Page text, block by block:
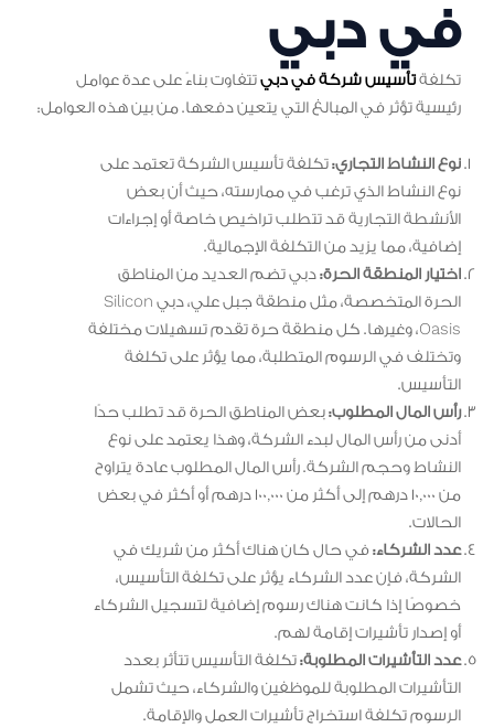
في دبي
تكلفةتأسيس شركة في دبيتتفاوت بناءً على عدة عوامل
رئيسية تؤثر في المبالغ التي يتعين دفعها. من بين هذه العوامل:
نوع النشاط التجاري:تكلفة تأسيس الشركة تعتمد على
نوع النشاط الذي ترغب في ممارسته، حيث أن بعض
الأنشطة التجارية قد تتطلب تراخيص خاصة أو إجراءات
إضافية، مما يزيد من التكلفة الإجمالية.
اختيار المنطقة الحرة:دبي تضم العديد من المناطق
الحرة المتخصصة، مثل منطقة جبل علي، دبي Silicon
Oasis، وغيرها. كل منطقة حرة تقدم تسهيلات مختلفة
وتختلف في الرسوم المتطلبة، مما يؤثر على تكلفة
التأسيس.
رأس المال المطلوب:بعض المناطق الحرة قد تطلب حدًا
أدنى من رأس المال لبدء الشركة، وهذا يعتمد على نوع
النشاط وحجم الشركة. رأس المال المطلوب عادة يتراوح
من 10,000 درهم إلى أكثر من 100,000 درهم أو أكثر في بعض
الحالات.
عدد الشركاء:في حال كان هناك أكثر من شريك في
الشركة، فإن عدد الشركاء يؤثر على تكلفة التأسيس،
خصوصًا إذا كانت هناك رسوم إضافية لتسجيل الشركاء
أو إصدار تأشيرات إقامة لهم.
عدد التأشيرات المطلوبة:تكلفة التأسيس تتأثر بعدد
التأشيرات المطلوبة للموظفين والشركاء، حيث تشمل
الرسوم تكلفة استخراج تأشيرات العمل والإقامة.